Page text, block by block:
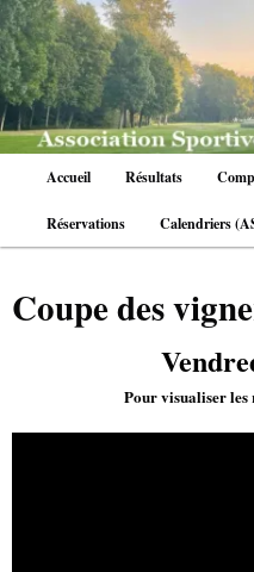
Aller
au
contenu
principal
Accueil Résultats
Réservations Calendriers
Coupe des
Pour visualiser les